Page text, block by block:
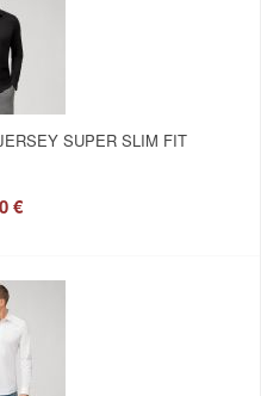
SUPER SLIM FIT
€